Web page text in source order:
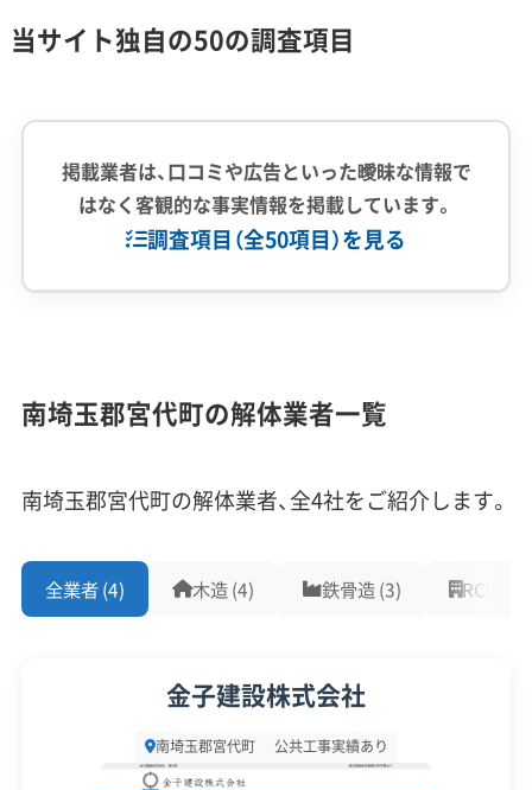
ストア・無印良品）に生まれ変わり、「歩きたくなる
この再開発をきっかけに、駅前の商店街では1960〜
70年代に建てられた古い商業ビルや長屋タイプの
店舗の解体が活発になっています。こうした古い建
物はアスベスト（石綿）を含んでいる可能性が高い
また、駅から「新しい村」などをつなぐ「わくわくロ
ード」沿いでは、歩行者が通りやすい空間を確保す
る工事も見られるようになりました。
その一方で、後継者不足で管理が難しくなった農家
の屋敷林や土蔵が解体され、建売住宅地に変わるケ
どう守っていくかという点での課題ともいえます。
当サイト独自の50の調査項目
掲載業者は、口コミや広告といった曖昧な情報で
はなく客観的な事実情報を掲載しています。
調査項目（全50項目）を見る
従業員30人以上
中間処理場保有
公共工事の経験
アスベストレベル1,2除去 ブロック塀
土木工事
南埼玉郡宮代町の解体業者一覧
南埼玉郡宮代町の解体業者、全4社をご紹介します。
全業者 (4) 木造 (4) 鉄骨造 (3) RC造 (3)
金子建設株式会社
南埼玉郡宮代町 公共工事実績あり